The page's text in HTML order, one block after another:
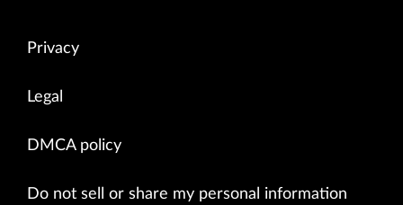
Privacy
Legal
DMCA policy
Do not sell or share my personal information